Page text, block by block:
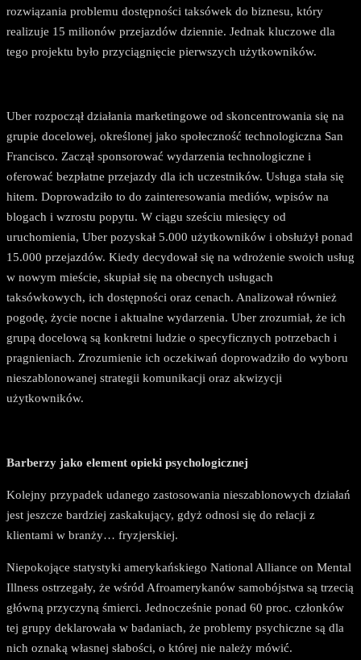
rozwiązania problemu dostępności taksówek do biznesu, który
realizuje 15 milionów przejazdów dziennie. Jednak kluczowe dla
tego projektu było przyciągnięcie pierwszych użytkowników.
Uber rozpoczął działania marketingowe od skoncentrowania się na
grupie docelowej, określonej jako społeczność technologiczna San
Francisco. Zaczął sponsorować wydarzenia technologiczne i
oferować bezpłatne przejazdy dla ich uczestników. Usługa stała się
hitem. Doprowadziło to do zainteresowania mediów, wpisów na
blogach i wzrostu popytu. W ciągu sześciu miesięcy od
uruchomienia, Uber pozyskał 5.000 użytkowników i obsłużył ponad
15.000 przejazdów. Kiedy decydował się na wdrożenie swoich usług
w nowym mieście, skupiał się na obecnych usługach
taksówkowych, ich dostępności oraz cenach. Analizował również
pogodę, życie nocne i aktualne wydarzenia. Uber zrozumiał, że ich
grupą docelową są konkretni ludzie o specyficznych potrzebach i
pragnieniach. Zrozumienie ich oczekiwań doprowadziło do wyboru
nieszablonowanej strategii komunikacji oraz akwizycji
użytkowników.
Barberzy jako element opieki psychologicznej
Kolejny przypadek udanego zastosowania nieszablonowych działań
jest jeszcze bardziej zaskakujący, gdyż odnosi się do relacji z
klientami w branży… fryzjerskiej.
Niepokojące statystyki amerykańskiego National Alliance on Mental
Illness ostrzegały, że wśród Afroamerykanów samobójstwa są trzecią
główną przyczyną śmierci. Jednocześnie ponad 60 proc. członków
tej grupy deklarowała w badaniach, że problemy psychiczne są dla
nich oznaką własnej słabości, o której nie należy mówić.